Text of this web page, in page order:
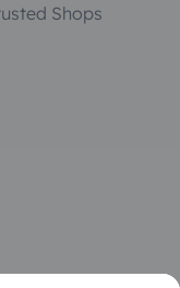
Shops